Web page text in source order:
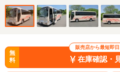
販売店から最短即
無
料
在庫確認・